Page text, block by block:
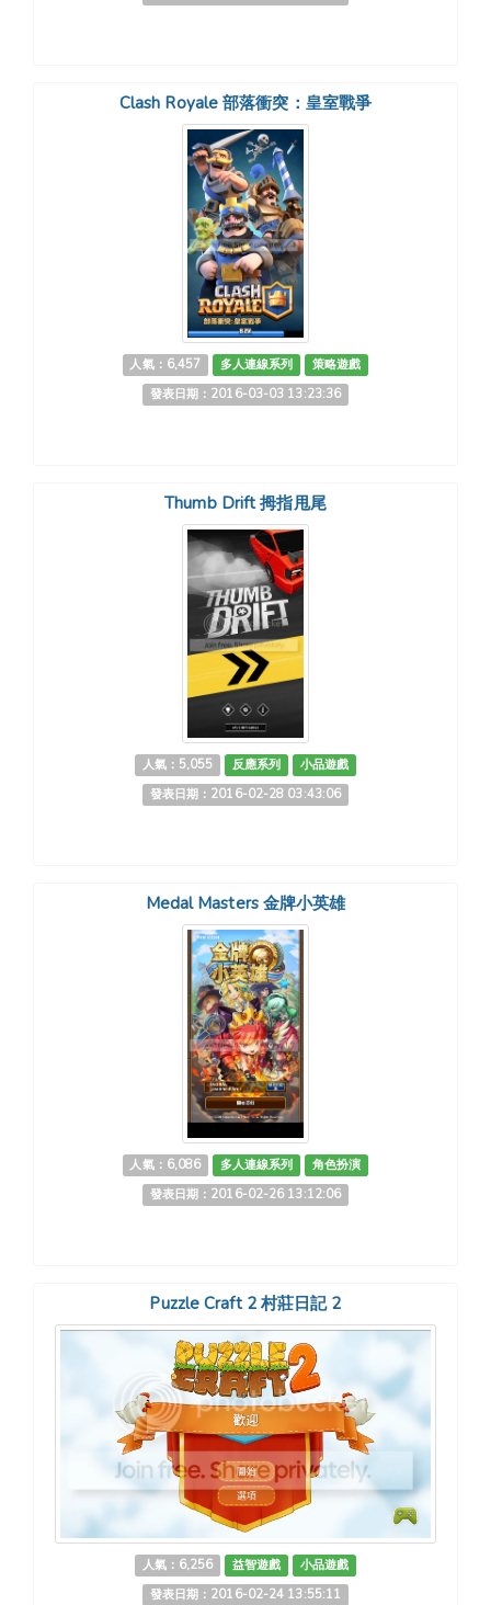
Clash Royale 部落衝突：皇室戰爭
人氣：6,457 多人連線系列
策略遊戲
發表日期：2016-03-03 13:23:36
Thumb Drift 拇指甩尾
人氣：5,055 反應系列
小品遊戲
發表日期：2016-02-28 03:43:06
Medal Masters 金牌小英雄
人氣：6,086 多人連線系列
角色扮演
發表日期：2016-02-26 13:12:06
Puzzle Craft 2 村莊日記 2
人氣：6,256 益智遊戲
小品遊戲
發表日期：2016-02-24 13:55:11